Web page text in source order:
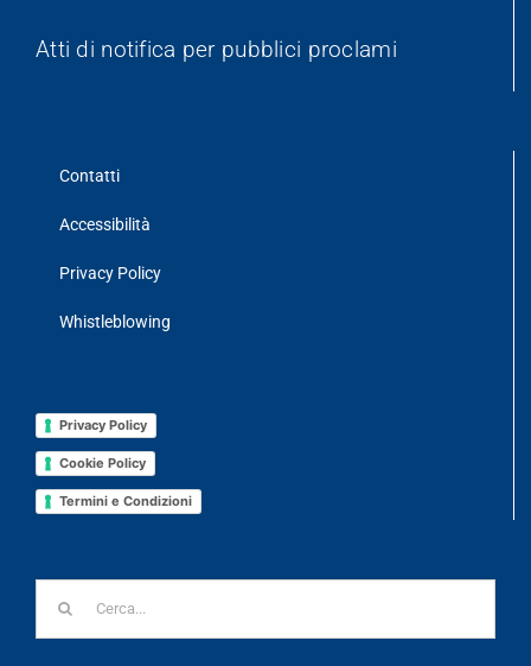
Atti di notifica per pubblici proclami
Contatti
Accessibilità
Privacy Policy
Whistleblowing
Privacy Policy
Cookie Policy
Termini e Condizioni
Cerca
per: